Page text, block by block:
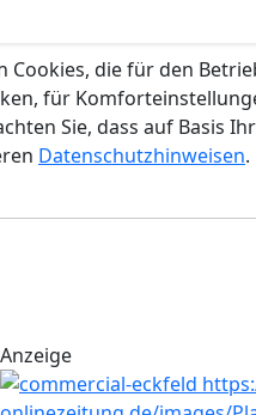
die für den
für
Sie, dass auf Basis
Datenschutzhinweisen.
Anzeige